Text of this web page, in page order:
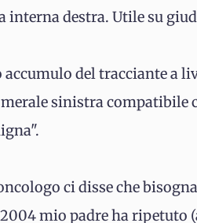
interna destra. Utile su
del tracciante a
sinistra compatibile
ci disse che
mio padre ha ripetuto